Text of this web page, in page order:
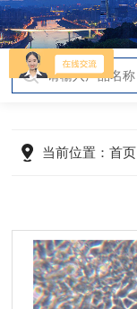
当前位置：首页